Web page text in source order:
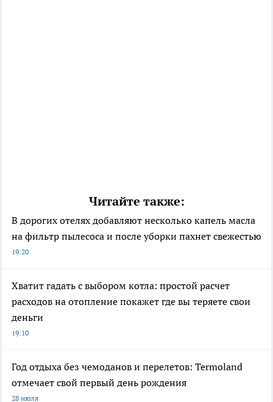
Читайте также:
В дорогих отелях добавляют несколько капель масла
на фильтр пылесоса и после уборки пахнет свежестью
19:20
Хватит гадать с выбором котла: простой расчет
расходов на отопление покажет где вы теряете свои
деньги
19:10
Год отдыха без чемоданов и перелетов: Termoland
отмечает свой первый день рождения
28 июля